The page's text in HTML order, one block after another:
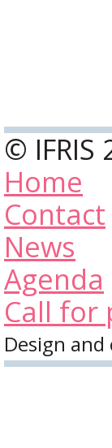
© IFRIS
Home
Contact
News
Agenda
Call for
Design